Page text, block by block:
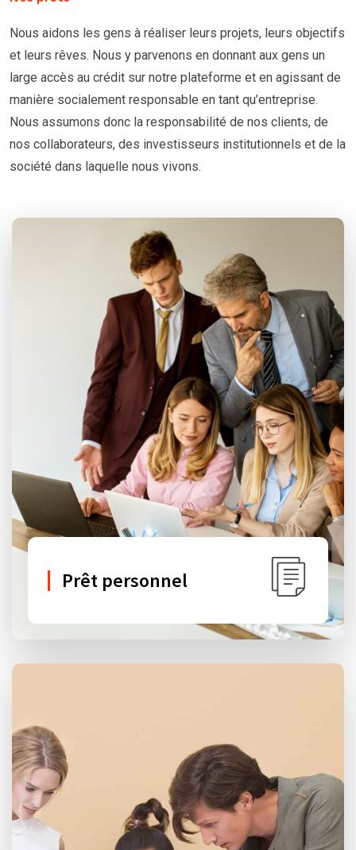
Nous aidons les gens à réaliser leurs projets, leurs objectifs
et leurs rêves. Nous y parvenons en donnant aux gens un
large accès au crédit sur notre plateforme et en agissant de
manière socialement responsable en tant qu’entreprise.
Nous assumons donc la responsabilité de nos clients, de
nos collaborateurs, des investisseurs institutionnels et de la
société dans laquelle nous vivons.
Prêt personnel